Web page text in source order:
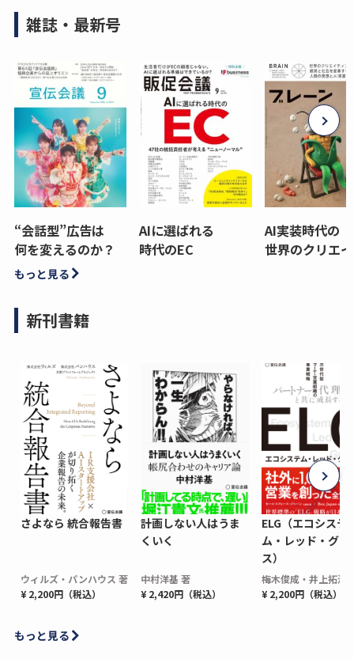
雑誌・最新号
“会話型”広告は
何を変えるのか？
AIに選ばれる
時代のEC
AI実装時代の
世界のクリエ
もっと見る
新刊書籍
さよなら 統合報告書
ウィルズ・パンハウス 著
¥ 2,200円（税込）
計画しない人はうま
くいく
中村洋基 著
¥ 2,420円（税込）
ELG（エコシステ
ム・レッド・グロ
ス）
梅木俊成・井上拓海
¥ 2,200円（税込）
もっと見る